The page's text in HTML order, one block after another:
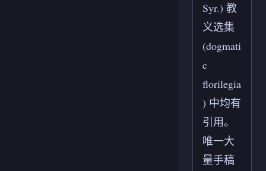
Syr.) 教
义选集
(dogmati
c
florilegia
) 中均有
引用。
唯一大
量手稿